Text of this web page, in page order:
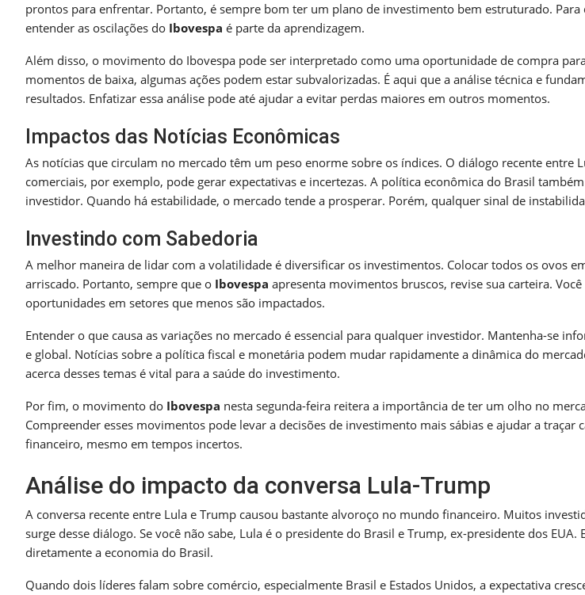
prontos para enfrentar. Portanto, é sempre bom ter um plano de investimento bem estruturado. Para
entender as oscilações do Ibovespa é parte da aprendizagem.
Além disso, o movimento do Ibovespa pode ser interpretado como uma oportunidade de compra
momentos de baixa, algumas ações podem estar subvalorizadas. É aqui que a análise técnica e
resultados. Enfatizar essa análise pode até ajudar a evitar perdas maiores em outros momentos.
Impactos das Notícias Econômicas
As notícias que circulam no mercado têm um peso enorme sobre os índices. O diálogo recente entre
comerciais, por exemplo, pode gerar expectativas e incertezas. A política econômica do Brasil
investidor. Quando há estabilidade, o mercado tende a prosperar. Porém, qualquer sinal de
Investindo com Sabedoria
A melhor maneira de lidar com a volatilidade é diversificar os investimentos. Colocar todos os ovos
arriscado. Portanto, sempre que o Ibovespa apresenta movimentos bruscos, revise sua carteira.
oportunidades em setores que menos são impactados.
Entender o que causa as variações no mercado é essencial para qualquer investidor. Mantenha-se
e global. Notícias sobre a política fiscal e monetária podem mudar rapidamente a dinâmica do
acerca desses temas é vital para a saúde do investimento.
Por fim, o movimento do Ibovespa nesta segunda-feira reitera a importância de ter um olho no
Compreender esses movimentos pode levar a decisões de investimento mais sábias e ajudar a traçar
financeiro, mesmo em tempos incertos.
Análise do impacto da conversa Lula-Trump
A conversa recente entre Lula e Trump causou bastante alvoroço no mundo financeiro. Muitos
surge desse diálogo. Se você não sabe, Lula é o presidente do Brasil e Trump, ex-presidente dos EUA.
diretamente a economia do Brasil.
Quando dois líderes falam sobre comércio, especialmente Brasil e Estados Unidos, a expectativa